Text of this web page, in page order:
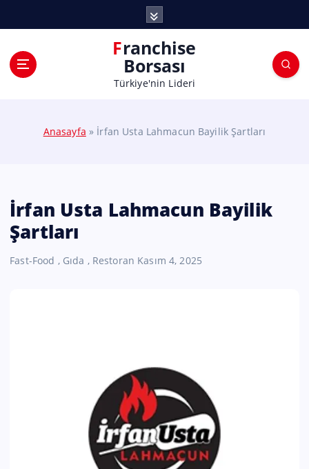
Franchise
Borsası
Türkiye'nin Lideri
Anasayfa » İrfan Usta Lahmacun Bayilik Şartları
İrfan Usta Lahmacun Bayilik
Şartları
Fast-Food , Gıda , Restoran Kasım 4, 2025